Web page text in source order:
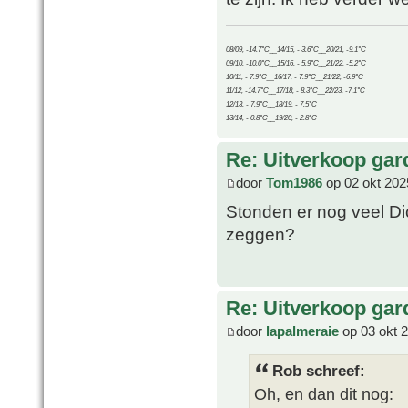
08/09, -14.7°C__14/15, - 3.6°C__20/21, -9.1°C
09/10, -10.0°C__15/16, - 5.9°C__21/22, -5.2°C
10/11, - 7.9°C__16/17, - 7.9°C__21/22, -6.9°C
11/12, -14.7°C__17/18, - 8.3°C__22/23, -7.1°C
12/13, - 7.9°C__18/19, - 7.5°C
13/14, - 0.8°C__19/20, - 2.8°C
Re: Uitverkoop
door Tom1986 op 02 okt
Stonden er nog veel
zeggen?
Re: Uitverkoop
door lapalmeraie op 03 okt
Rob schreef:
Oh, en dan dit nog: